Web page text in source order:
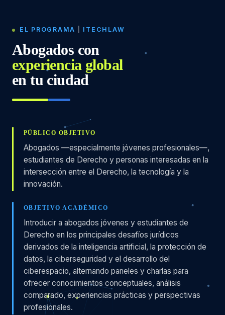
EL PROGRAMA ITECHLAW
Abogados con
experiencia global
en tu ciudad
PÚBLICO OBJETIVO
Abogados —especialmente jóvenes profesionales—,
estudiantes de Derecho y personas interesadas en la
intersección entre el Derecho, la tecnología y la
innovación.
OBJETIVO ACADÉMICO
Introducir a abogados jóvenes y estudiantes de
Derecho en los principales desafíos jurídicos
derivados de la inteligencia artificial, la protección de
datos, la ciberseguridad y el desarrollo del
ciberespacio, alternando paneles y charlas para
ofrecer conocimientos conceptuales, análisis
comparado, experiencias prácticas y perspectivas
profesionales.